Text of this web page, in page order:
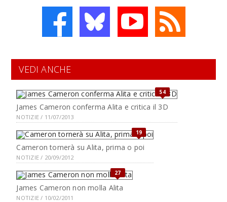
VEDI ANCHE
54
James Cameron conferma Alita e critica il 3D
NOTIZIE / 11/07/2013
19
Cameron tornerà su Alita, prima o poi
NOTIZIE / 20/09/2012
27
James Cameron non molla Alita
NOTIZIE / 10/02/2011